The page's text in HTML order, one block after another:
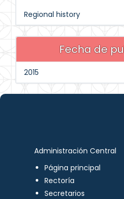
Regional history
Fecha de
2015
Administración Central
Página principal
Rectoría
Secretarios